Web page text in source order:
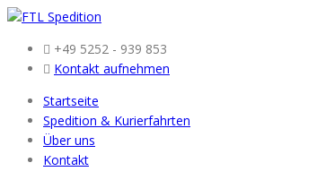
+49 5252 - 939 853
Kontakt aufnehmen
Startseite
Spedition & Kurierfahrten
Über uns
Kontakt